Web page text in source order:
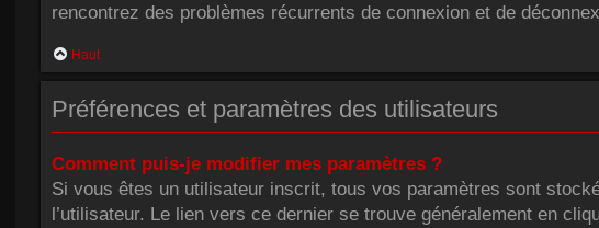
rencontrez des problèmes récurrents de connexion et de
Haut
Préférences et paramètres des utilisateurs
Comment puis-je modifier mes paramètres ?
Si vous êtes un utilisateur inscrit, tous vos paramètres sont
l’utilisateur. Le lien vers ce dernier se trouve généralement en